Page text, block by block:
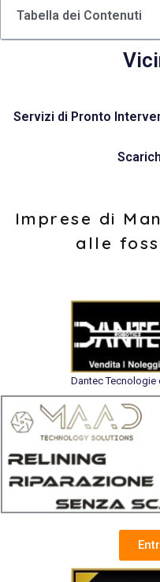
Tabella dei Contenuti
Servizi di Pronto
Imprese di
alle
Dantec Tecnologie